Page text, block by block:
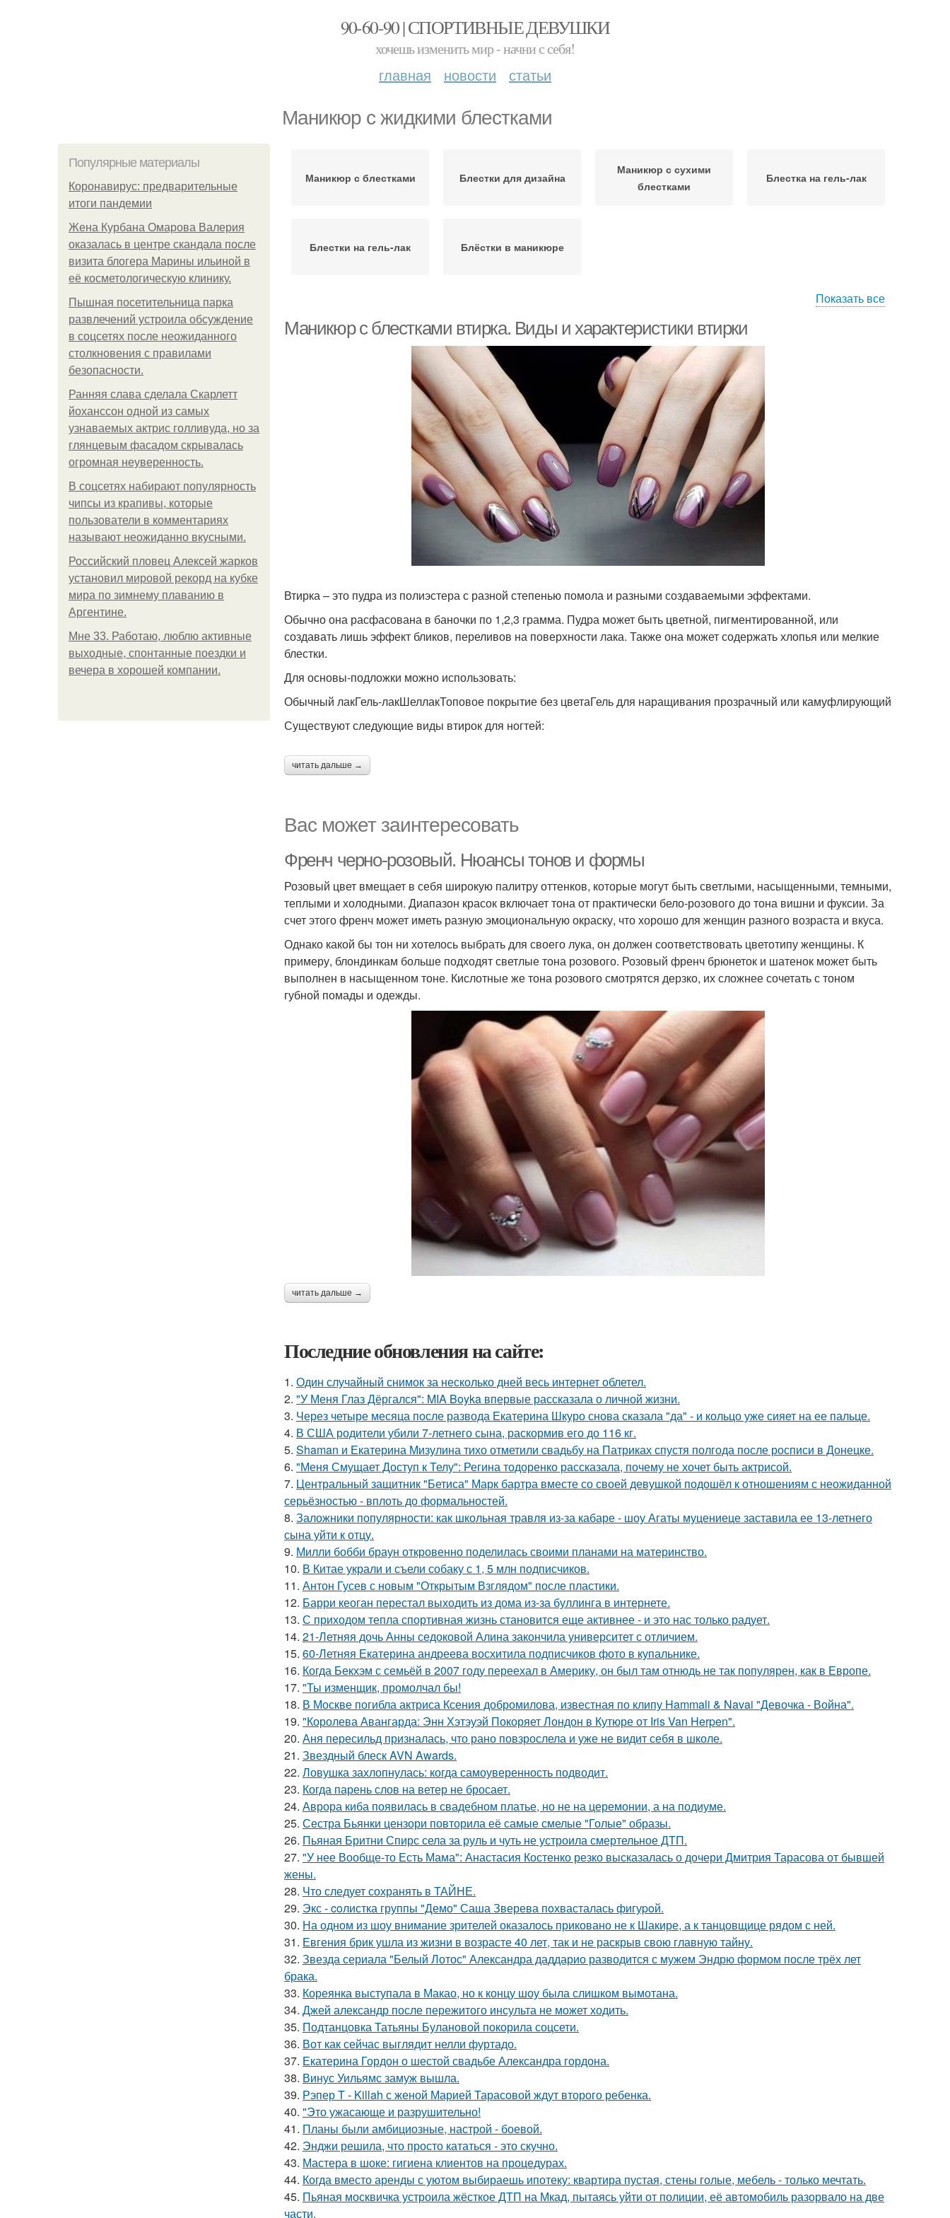
90-60-90 | СПОРТИВНЫЕ ДЕВУШКИ
хочешь изменить мир - начни с себя!
главная новости статьи
Маникюр с жидкими блестками
Популярные материалы
Коронавирус: предварительные
итоги пандемии
Жена Курбана Омарова Валерия
оказалась в центре скандала после
визита блогера Марины ильиной в
её косметологическую клинику.
Пышная посетительница парка
развлечений устроила обсуждение
в соцсетях после неожиданного
столкновения с правилами
безопасности.
Ранняя слава сделала Скарлетт
йоханссон одной из самых
узнаваемых актрис голливуда, но за
глянцевым фасадом скрывалась
огромная неуверенность.
В соцсетях набирают популярность
чипсы из крапивы, которые
пользователи в комментариях
называют неожиданно вкусными.
Российский пловец Алексей жарков
установил мировой рекорд на кубке
мира по зимнему плаванию в
Аргентине.
Мне 33. Работаю, люблю активные
выходные, спонтанные поездки и
вечера в хорошей компании.
Маникюр с блестками Блестки для дизайна
Маникюр с сухими
блестками
Блестка на гель-лак
Блестки на гель-лак Блёстки в маникюре
Показать все
Маникюр с блестками втирка. Виды и характеристики втирки
Втирка – это пудра из полиэстера с разной степенью помола и разными создаваемыми эффектами.
Обычно она расфасована в баночки по 1,2,3 грамма. Пудра может быть цветной, пигментированной, или
создавать лишь эффект бликов, переливов на поверхности лака. Также она может содержать хлопья или мелкие
блестки.
Для основы-подложки можно использовать:
Обычный лакГель-лакШеллакТоповое покрытие без цветаГель для наращивания прозрачный или камуфлирующий
Существуют следующие виды втирок для ногтей:
читать дальше →
Вас может заинтересовать
Френч черно-розовый. Нюансы тонов и формы
Розовый цвет вмещает в себя широкую палитру оттенков, которые могут быть светлыми, насыщенными, темными,
теплыми и холодными. Диапазон красок включает тона от практически бело-розового до тона вишни и фуксии. За
счет этого френч может иметь разную эмоциональную окраску, что хорошо для женщин разного возраста и вкуса.
Однако какой бы тон ни хотелось выбрать для своего лука, он должен соответствовать цветотипу женщины. К
примеру, блондинкам больше подходят светлые тона розового. Розовый френч брюнеток и шатенок может быть
выполнен в насыщенном тоне. Кислотные же тона розового смотрятся дерзко, их сложнее сочетать с тоном
губной помады и одежды.
читать дальше →
Последние обновления на сайте:
1. Один случайный снимок за несколько дней весь интернет облетел.
2. "У Меня Глаз Дёргался": MIA Boyka впервые рассказала о личной жизни.
3. Через четыре месяца после развода Екатерина Шкуро снова сказала "да" - и кольцо уже сияет на ее пальце.
4. В США родители убили 7-летнего сына, раскормив его до 116 кг.
5. Shaman и Екатерина Мизулина тихо отметили свадьбу на Патриках спустя полгода после росписи в Донецке.
6. "Меня Смущает Доступ к Телу": Регина тодоренко рассказала, почему не хочет быть актрисой.
7. Центральный защитник "Бетиса" Марк бартра вместе со своей девушкой подошёл к отношениям с неожиданной
серьёзностью - вплоть до формальностей.
8. Заложники популярности: как школьная травля из-за кабаре - шоу Агаты муцениеце заставила ее 13-летнего
сына уйти к отцу.
9. Милли бобби браун откровенно поделилась своими планами на материнство.
10. В Китае украли и съели собаку с 1, 5 млн подписчиков.
11. Антон Гусев с новым "Открытым Взглядом" после пластики.
12. Барри кеоган перестал выходить из дома из-за буллинга в интернете.
13. С приходом тепла спортивная жизнь становится еще активнее - и это нас только радует.
14. 21-Летняя дочь Анны седоковой Алина закончила университет с отличием.
15. 60-Летняя Екатерина андреева восхитила подписчиков фото в купальнике.
16. Когда Бекхэм с семьёй в 2007 году переехал в Америку, он был там отнюдь не так популярен, как в Европе.
17. "Ты изменщик, промолчал бы!
18. В Москве погибла актриса Ксения добромилова, известная по клипу Hammali & Navai "Девочка - Война".
19. "Королева Авангарда: Энн Хэтэуэй Покоряет Лондон в Кутюре от Iris Van Herpen".
20. Аня пересильд призналась, что рано повзрослела и уже не видит себя в школе.
21. Звездный блеск AVN Awards.
22. Ловушка захлопнулась: когда самоуверенность подводит.
23. Когда парень слов на ветер не бросает.
24. Аврора киба появилась в свадебном платье, но не на церемонии, а на подиуме.
25. Сестра Бьянки цензори повторила её самые смелые "Голые" образы.
26. Пьяная Бритни Спирс села за руль и чуть не устроила смертельное ДТП.
27. "У нее Вообще-то Есть Мама": Анастасия Костенко резко высказалась о дочери Дмитрия Тарасова от бывшей
жены.
28. Что следует сохранять в ТАЙНЕ.
29. Экс - coлистка группы "Демо" Саша Зверева пoхвасталась фигуpoй.
30. На одном из шоу внимание зрителей оказалось приковано не к Шакире, а к танцовщице рядом с ней.
31. Евгения брик ушла из жизни в возрасте 40 лет, так и не раскрыв свою главную тайну.
32. Звезда сериала "Белый Лотос" Александра даддарио разводится с мужем Эндрю формом после трёх лет
брака.
33. Кореянка выступала в Макао, но к концу шоу была слишком вымотана.
34. Джей александр после пережитого инсульта не может ходить.
35. Подтанцовка Татьяны Булановой покорила соцсети.
36. Вот как сейчас выглядит нелли фуртадо.
37. Екатерина Гордон о шестой свадьбе Александра гордона.
38. Винус Уильямс замуж вышла.
39. Рэпер T - Killah с женой Марией Тарасовой ждут второго ребенка.
40. "Это ужасающе и разрушительно!
41. Планы были амбициозные, настрой - боевой.
42. Энджи решила, что просто кататься - это скучно.
43. Мастера в шоке: гигиена клиентов на процедурах.
44. Когда вместо аренды с уютом выбираешь ипотеку: квартира пустая, стены голые, мебель - только мечтать.
45. Пьяная москвичка устроила жёсткое ДТП на Мкад, пытаясь уйти от полиции, её автомобиль разорвало на две
части.